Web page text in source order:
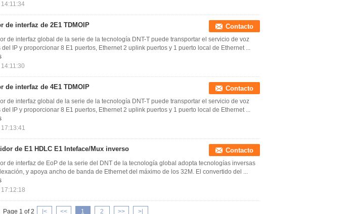
de interfaz de 2E1 TDMOIP Contacto
de interfaz global de la serie de la tecnología DNT-T puede transportar el servicio de voz
del IP y proporcionar 8 E1 puertos, Ethernet 2 uplink puertos y 1 puerto local de Ethernet ...
de interfaz de 4E1 TDMOIP Contacto
de interfaz global de la serie de la tecnología DNT-T puede transportar el servicio de voz
del IP y proporcionar 8 E1 puertos, Ethernet 2 uplink puertos y 1 puerto local de Ethernet ...
de E1 HDLC E1 Inteface/Mux inverso Contacto
de interfaz de EoP de la serie del DNT de la tecnología global adopta tecnologías inversas
y apoya ancho de banda de Ethernet del máximo de los 32M. El convertido del ...
Page 1 of 2 |< << 1 2 >> >|